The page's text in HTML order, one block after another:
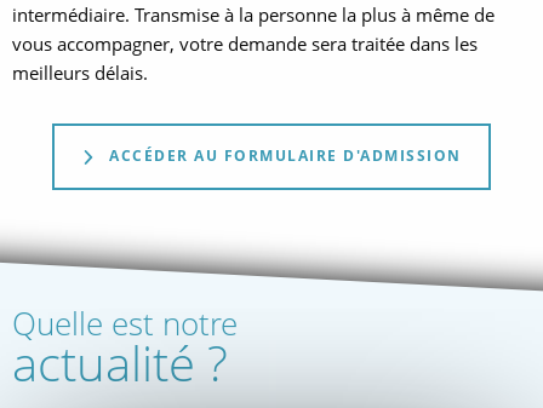
intermédiaire. Transmise à la personne la plus à même de
vous accompagner, votre demande sera traitée dans les
meilleurs délais.
ACCÉDER AU FORMULAIRE D'ADMISSION
Quelle est notre
actualité ?